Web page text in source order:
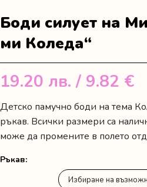
Боди силует на
ми Коледа“
19.20 лв. / 9.82 €
Детско памучно боди на тема
ръкав. Всички размери са
може да промените в полето
Ръкав